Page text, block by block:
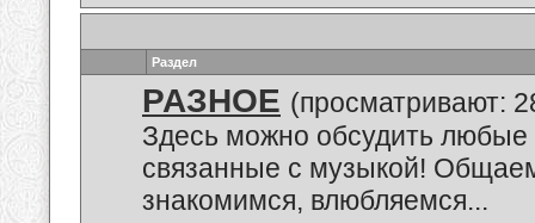
Раздел
РАЗНОЕ (просматривают:
Здесь можно обсудить
связанные с музыкой!
знакомимся, влюбляемся...